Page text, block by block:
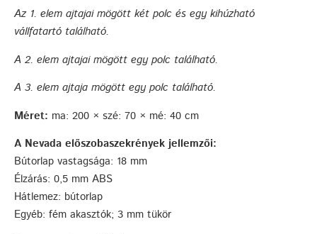
Az 1. elem ajtajai mögött két polc és egy kihúzható
vállfatartó található.
A 2. elem ajtajai mögött egy polc található.
A 3. elem ajtaja mögött egy polc található.
Méret: ma: 200 × szé: 70 × mé: 40 cm
A Nevada előszobaszekrények jellemzői:
Bútorlap vastagsága: 18 mm
Élzárás: 0,5 mm ABS
Hátlemez: bútorlap
Egyéb: fém akasztók; 3 mm tükör